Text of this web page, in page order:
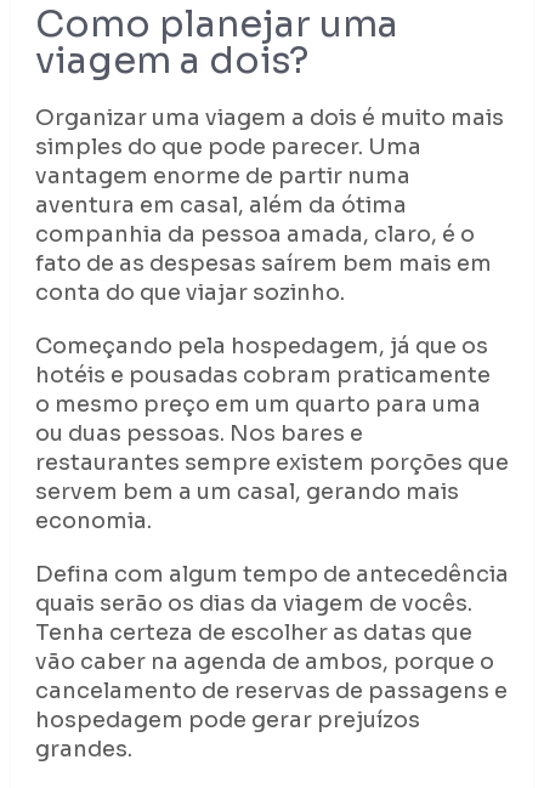
Como planejar uma
viagem a dois?
Organizar uma viagem a dois é muito mais
simples do que pode parecer. Uma
vantagem enorme de partir numa
aventura em casal, além da ótima
companhia da pessoa amada, claro, é o
fato de as despesas saírem bem mais em
conta do que viajar sozinho.
Começando pela hospedagem, já que os
hotéis e pousadas cobram praticamente
o mesmo preço em um quarto para uma
ou duas pessoas. Nos bares e
restaurantes sempre existem porções que
servem bem a um casal, gerando mais
economia.
Defina com algum tempo de antecedência
quais serão os dias da viagem de vocês.
Tenha certeza de escolher as datas que
vão caber na agenda de ambos, porque o
cancelamento de reservas de passagens e
hospedagem pode gerar prejuízos
grandes.